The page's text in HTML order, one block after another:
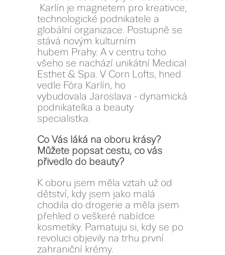
Karlín je magnetem pro kreativce,
technologické podnikatele a
globální organizace. Postupně se
stává novým kulturním
hubem Prahy. A v centru toho
všeho se nachází unikátní Medical
Esthet & Spa. V Corn Lofts, hned
vedle Fóra Karlín, ho
vybudovala Jaroslava - dynamická
podnikatelka a beauty
specialistka.
Co Vás láká na oboru krásy?
Můžete popsat cestu, co vás
přivedlo do beauty?
K oboru jsem měla vztah už od
dětství, kdy jsem jako malá
chodila do drogerie a měla jsem
přehled o veškeré nabídce
kosmetiky. Pamatuju si, kdy se po
revoluci objevily na trhu první
zahraniční krémy.